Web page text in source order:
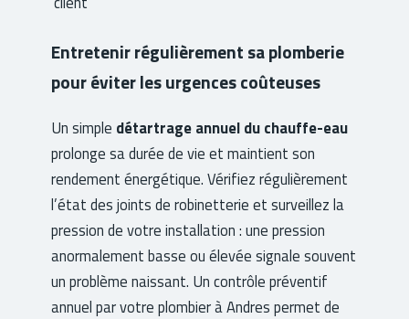
Entretenir régulièrement sa plomberie
pour éviter les urgences coûteuses
Un simple détartrage annuel du chauffe-eau
prolonge sa durée de vie et maintient son
rendement énergétique. Vérifiez régulièrement
l’état des joints de robinetterie et surveillez la
pression de votre installation : une pression
anormalement basse ou élevée signale souvent
un problème naissant. Un contrôle préventif
annuel par votre plombier à Andres permet de